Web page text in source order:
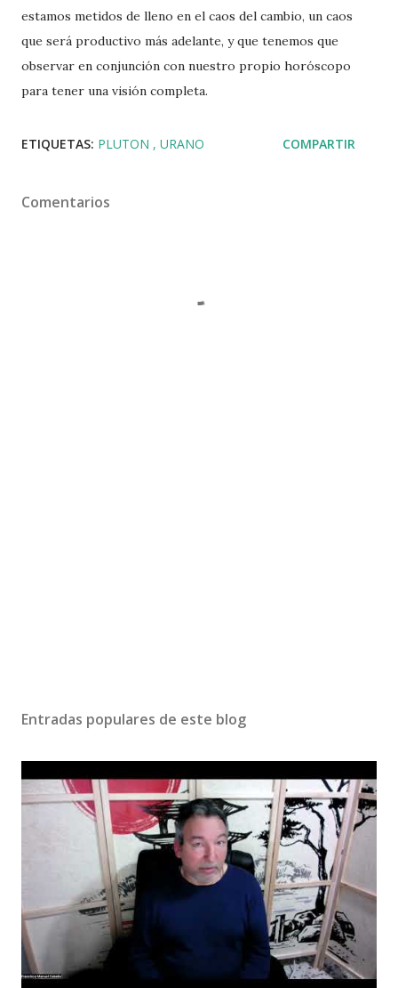
estamos metidos de lleno en el caos del cambio, un caos
que será productivo más adelante, y que tenemos que
observar en conjunción con nuestro propio horóscopo
para tener una visión completa.
ETIQUETAS: PLUTON URANO COMPARTIR
Comentarios
Entradas populares de este blog